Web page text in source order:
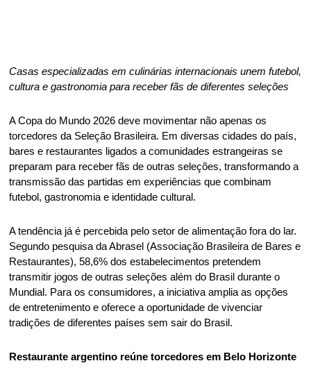
Casas especializadas em culinárias internacionais unem futebol,
cultura e gastronomia para receber fãs de diferentes seleções
A Copa do Mundo 2026 deve movimentar não apenas os
torcedores da Seleção Brasileira. Em diversas cidades do país,
bares e restaurantes ligados a comunidades estrangeiras se
preparam para receber fãs de outras seleções, transformando a
transmissão das partidas em experiências que combinam
futebol, gastronomia e identidade cultural.
A tendência já é percebida pelo setor de alimentação fora do lar.
Segundo pesquisa da Abrasel (Associação Brasileira de Bares e
Restaurantes), 58,6% dos estabelecimentos pretendem
transmitir jogos de outras seleções além do Brasil durante o
Mundial. Para os consumidores, a iniciativa amplia as opções
de entretenimento e oferece a oportunidade de vivenciar
tradições de diferentes países sem sair do Brasil.
Restaurante argentino reúne torcedores em Belo Horizonte